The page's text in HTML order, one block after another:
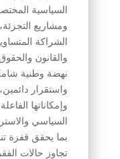
السياسية
ومشاريع
الشراكة
والقانون
نهضة وطنية
واستقرار
وإمكاناتها
السياسي
بما يحقق قفزة
تجاوز حالات